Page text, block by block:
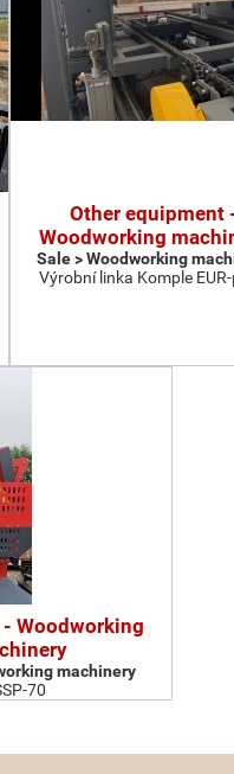
Other equipment
Woodworking
Sale > Woodworking
Výrobní linka Komple
Woodworking
machinery
70